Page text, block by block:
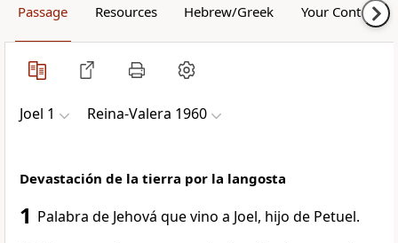
Passage Resources Hebrew/Greek Your Content
Joel 1 Reina-Valera 1960
Devastación de la tierra por la langosta
1 Palabra de Jehová que vino a Joel, hijo de Petuel.